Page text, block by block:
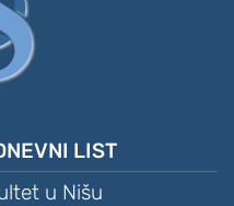
LIST
u Nišu